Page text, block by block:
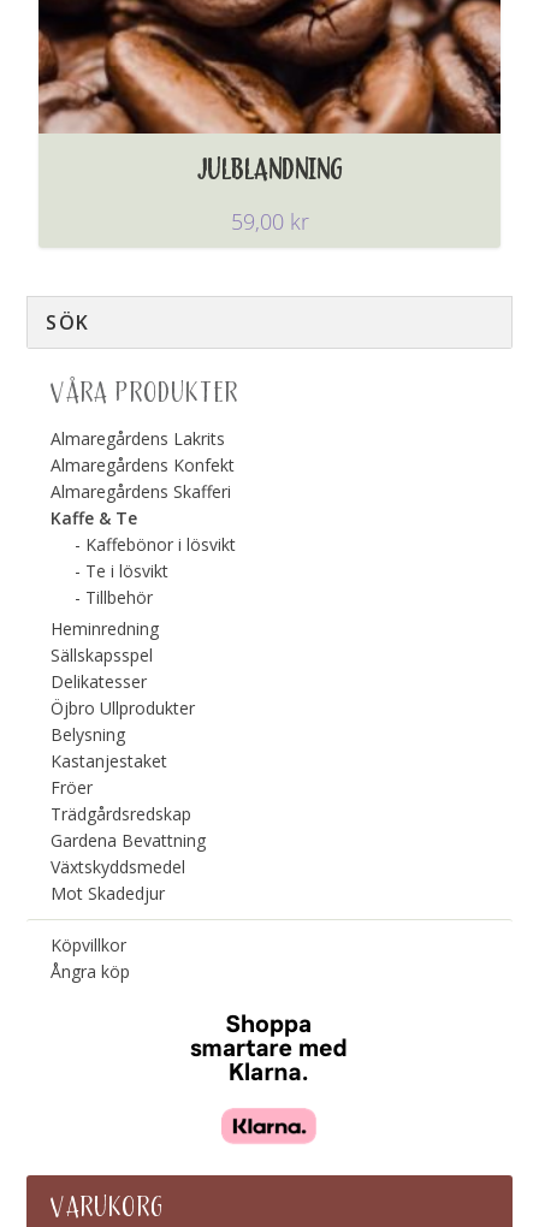
JULBLANDNING
59,00 kr
VÅRA PRODUKTER
Almaregårdens Lakrits
Almaregårdens Konfekt
Almaregårdens Skafferi
Kaffe & Te
Kaffebönor i lösvikt
Te i lösvikt
Tillbehör
Heminredning
Sällskapsspel
Delikatesser
Öjbro Ullprodukter
Belysning
Kastanjestaket
Fröer
Trädgårdsredskap
Gardena Bevattning
Växtskyddsmedel
Mot Skadedjur
Köpvillkor
Ångra köp
VARUKORG